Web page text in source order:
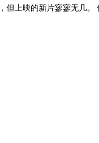
上映的新片寥寥无几